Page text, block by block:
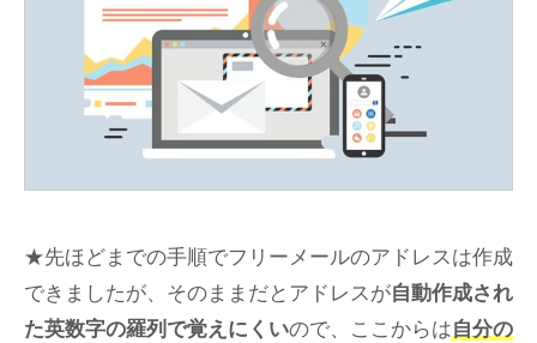
★先ほどまでの手順でフリーメールのアドレスは作成
できましたが、そのままだとアドレスが自動作成され
た英数字の羅列で覚えにくいので、ここからは自分の